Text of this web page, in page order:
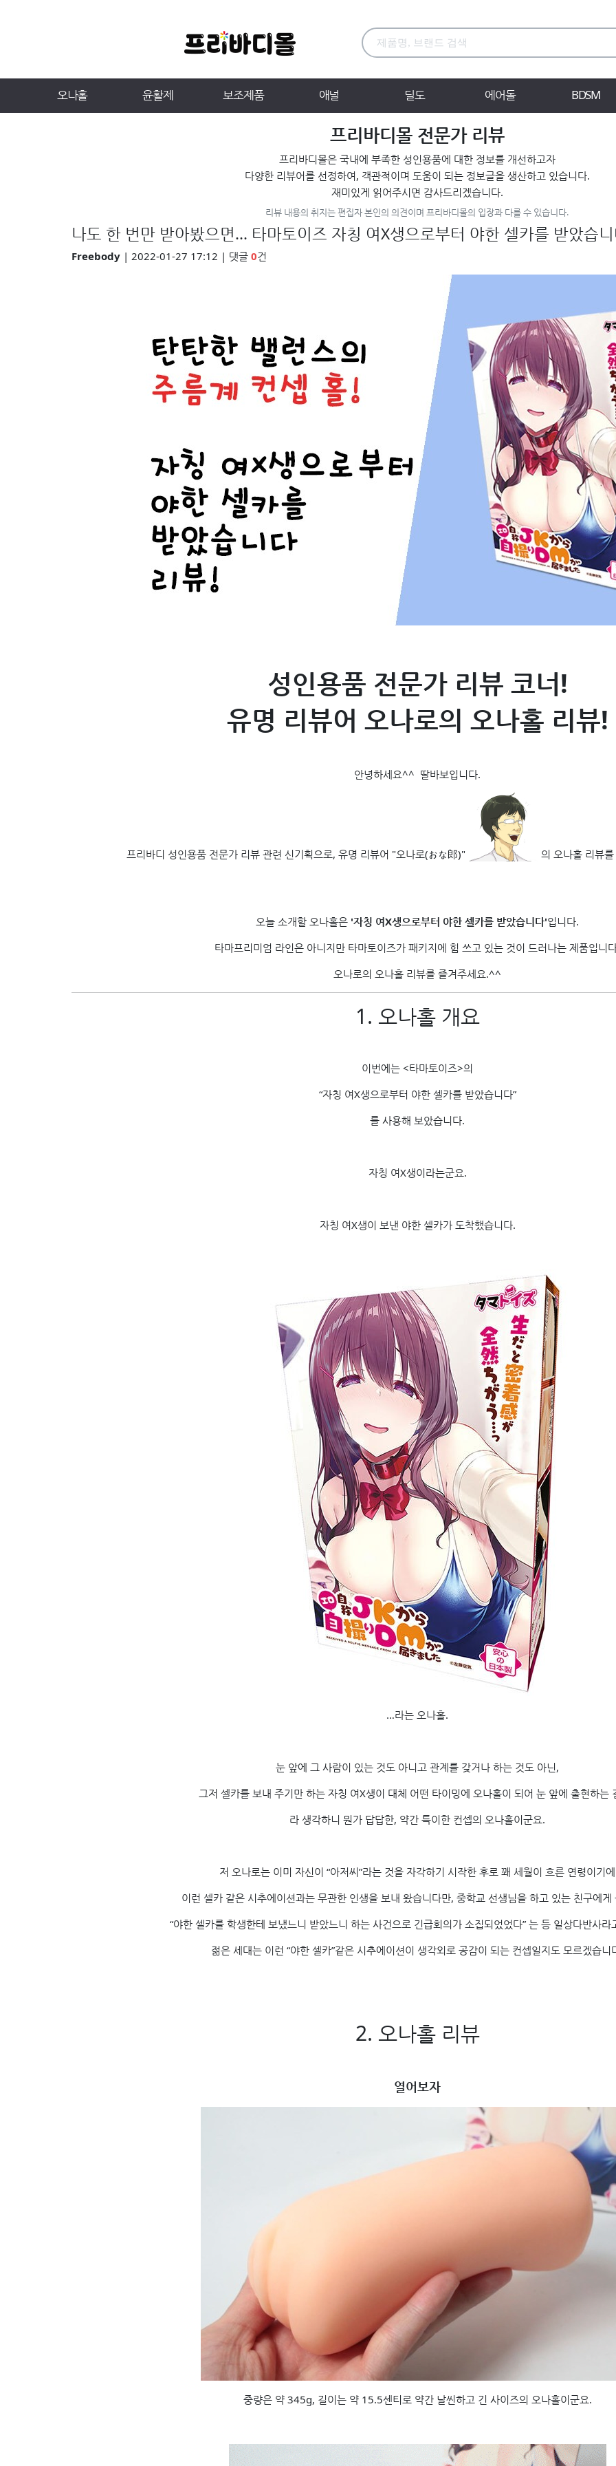
오나홀 윤활제 보조제품 애널 딜도 에어돌 BDSM
프리바디몰 전문가 리뷰
프리바디몰은 국내에 부족한 성인용품에 대한 정보를 개선하고자
다양한 리뷰어를 선정하여, 객관적이며 도움이 되는 정보글을 생산하고 있습니다.
재미있게 읽어주시면 감사드리겠습니다.
리뷰 내용의 취지는 편집자 본인의 의견이며 프리바디몰의 입장과 다를 수 있습니다.
나도 한 번만 받아봤으면... 타마토이즈 자칭 여X생으로부터 야한 셀카를 받았습
Freebody | 2022-01-27 17:12 | 댓글 0건
성인용품 전문가 리뷰 코너!
유명 리뷰어 오나로의 오나홀 리뷰!
안녕하세요^^ 딸바보입니다.
프리바디 성인용품 전문가 리뷰 관련 신기획으로, 유명 리뷰어 "오나로(おな郎)" 의 오나홀 리뷰
오늘 소개할 오나홀은 '자칭 여X생으로부터 야한 셀카를 받았습니다'입니다.
타마프리미엄 라인은 아니지만 타마토이즈가 패키지에 힘 쓰고 있는 것이 드러나는 제품입니
오나로의 오나홀 리뷰를 즐겨주세요.^^
1. 오나홀 개요
이번에는 <타마토이즈>의
“자칭 여X생으로부터 야한 셀카를 받았습니다”
를 사용해 보았습니다.
자칭 여X생이라는군요.
자칭 여X생이 보낸 야한 셀카가 도착했습니다.
…라는 오나홀.
눈 앞에 그 사람이 있는 것도 아니고 관계를 갖거나 하는 것도 아닌,
그저 셀카를 보내 주기만 하는 자칭 여X생이 대체 어떤 타이밍에 오나홀이 되어 눈 앞에 출현하는
라 생각하니 뭔가 답답한, 약간 특이한 컨셉의 오나홀이군요.
저 오나로는 이미 자신이 “아저씨”라는 것을 자각하기 시작한 후로 꽤 세월이 흐른 연령이기에
이런 셀카 같은 시추에이션과는 무관한 인생을 보내 왔습니다만, 중학교 선생님을 하고 있는 친구에게
“야한 셀카를 학생한테 보냈느니 받았느니 하는 사건으로 긴급회의가 소집되었었다” 는 등 일상다반사라
젊은 세대는 이런 “야한 셀카”같은 시추에이션이 생각외로 공감이 되는 컨셉일지도 모르겠습니
2. 오나홀 리뷰
열어보자
중량은 약 345g, 길이는 약 15.5센티로 약간 날씬하고 긴 사이즈의 오나홀이군요.